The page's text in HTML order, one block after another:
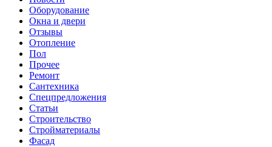
Оборудование
Окна и двери
Отзывы
Отопление
Пол
Прочее
Ремонт
Сантехника
Спецпредложения
Статьи
Строительство
Стройматериалы
Фасад